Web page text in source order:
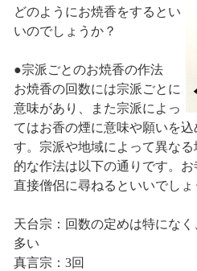
どのようにお焼香をするとい
いのでしょうか？
●宗派ごとのお焼香の作法
お焼香の回数には宗派ごとに
意味があり、また宗派によっ
てはお香の煙に意味や願いを
す。宗派や地域によって異な
的な作法は以下の通りです。お
直接僧侶に尋ねるといいでしょ
天台宗：回数の定めは特にな
多い
真言宗：3回